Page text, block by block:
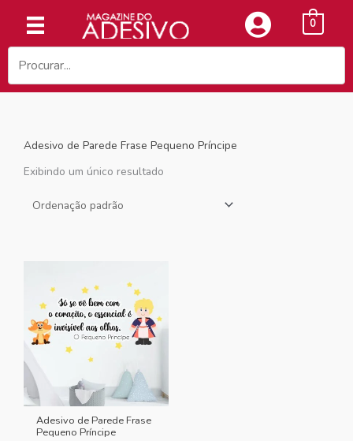
conteúdo
0
Adesivo de Parede Frase Pequeno Príncipe
Exibindo um único resultado
Adesivo de Parede Frase
Pequeno Príncipe